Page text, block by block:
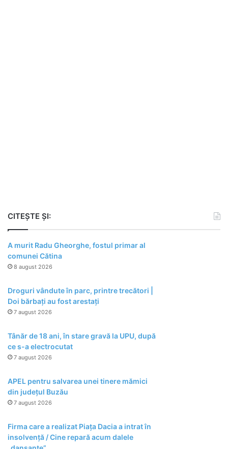
CITEȘTE ȘI:
A murit Radu Gheorghe, fostul primar al
comunei Cătina
8 august 2026
Droguri vândute în parc, printre trecători |
Doi bărbați au fost arestați
7 august 2026
Tânăr de 18 ani, în stare gravă la UPU, după
ce s-a electrocutat
7 august 2026
APEL pentru salvarea unei tinere mămici
din județul Buzău
7 august 2026
Firma care a realizat Piața Dacia a intrat în
insolvență / Cine repară acum dalele